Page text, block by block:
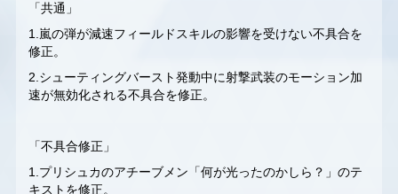
「共通」
1.嵐の弾が減速フィールドスキルの影響を受けない不具合を
修正。
2.シューティングバースト発動中に射撃武装のモーション加
速が無効化される不具合を修正。
「不具合修正」
1.プリシュカのアチーブメン「何が光ったのかしら？」のテ
キストを修正。